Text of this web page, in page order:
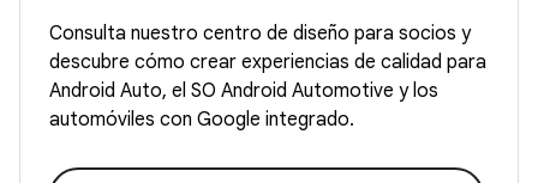
Consulta nuestro centro de diseño para socios y
descubre cómo crear experiencias de calidad para
Android Auto, el SO Android Automotive y los
automóviles con Google integrado.